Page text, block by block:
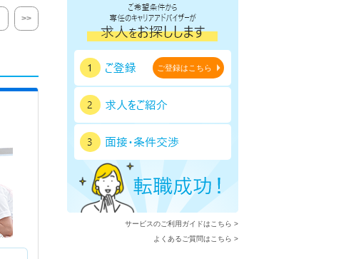
>>
ご登録はこちら
サービスのご利用ガイドはこちら >
よくあるご質問はこちら >